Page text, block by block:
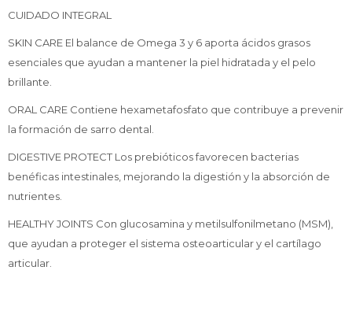
CUIDADO INTEGRAL
SKIN CARE El balance de Omega 3 y 6 aporta ácidos grasos
esenciales que ayudan a mantener la piel hidratada y el pelo
brillante.
ORAL CARE Contiene hexametafosfato que contribuye a prevenir
la formación de sarro dental.
DIGESTIVE PROTECT Los prebióticos favorecen bacterias
benéficas intestinales, mejorando la digestión y la absorción de
nutrientes.
HEALTHY JOINTS Con glucosamina y metilsulfonilmetano (MSM),
que ayudan a proteger el sistema osteoarticular y el cartílago
articular.